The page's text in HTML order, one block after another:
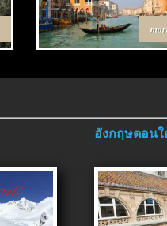
อังกฤษตอนใ